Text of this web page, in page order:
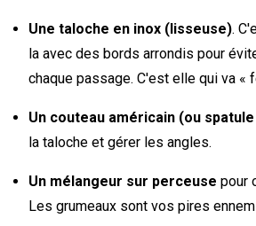
Une taloche en inox (lisseuse).
la avec des bords arrondis pour
chaque passage. C'est elle qui va «
Un couteau américain (ou
la taloche et gérer les angles.
Un mélangeur sur perceuse pour
Les grumeaux sont vos pires